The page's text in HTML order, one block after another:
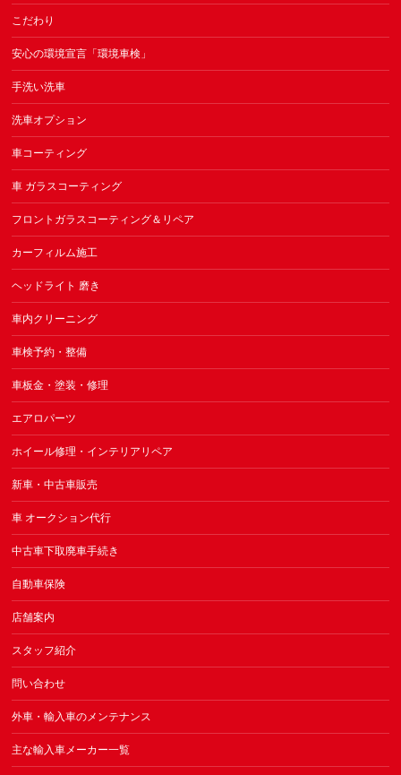
こだわり
安心の環境宣言「環境車検」
手洗い洗車
洗車オプション
車コーティング
車 ガラスコーティング
フロントガラスコーティング＆リペア
カーフィルム施工
ヘッドライト 磨き
車内クリーニング
車検予約・整備
車板金・塗装・修理
エアロパーツ
ホイール修理・インテリアリペア
新車・中古車販売
車 オークション代行
中古車下取廃車手続き
自動車保険
店舗案内
スタッフ紹介
問い合わせ
外車・輸入車のメンテナンス
主な輸入車メーカー一覧